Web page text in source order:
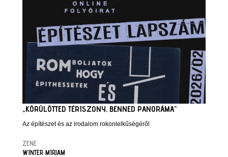
„KÖRÜLÖTTED TÉRISZONY, BENNED PANORÁMA”
Az építészet és az irodalom rokonlelkűségéről
ZENE
WINTER MIRJAM